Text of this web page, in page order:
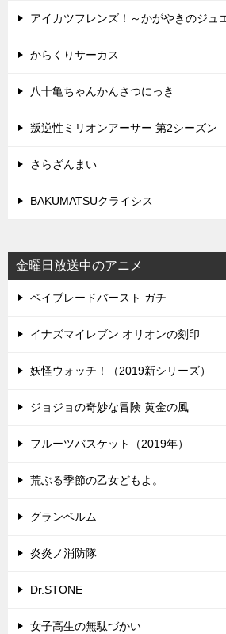
アイカツフレンズ！～かがやきのジュ
からくりサーカス
八十亀ちゃんかんさつにっき
叛逆性ミリオンアーサー 第2シーズン
さらざんまい
BAKUMATSUクライシス
金曜日放送中のアニメ
ベイブレードバースト ガチ
イナズマイレブン オリオンの刻印
妖怪ウォッチ！（2019新シリーズ）
ジョジョの奇妙な冒険 黄金の風
フルーツバスケット（2019年）
荒ぶる季節の乙女どもよ。
グランベルム
炎炎ノ消防隊
Dr.STONE
女子高生の無駄づかい